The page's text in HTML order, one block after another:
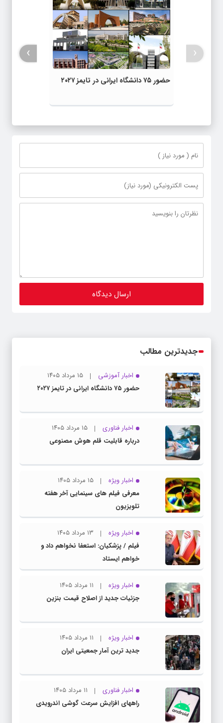
حضور ۷۵ دانشگاه ایرانی در تایمز ۲۰۲۷
‹
›
جدیدترین مطالب
اخبار آموزشی
۱۵ مرداد ۱۴۰۵
حضور ۷۵ دانشگاه ایرانی در تایمز ۲۰۲۷
اخبار فناوری
۱۵ مرداد ۱۴۰۵
درباره قابلیت قلم هوش مصنوعی
اخبار ویژه
۱۵ مرداد ۱۴۰۵
معرفی فیلم های سینمایی آخر هفته
تلویزیون
اخبار ویژه
۱۳ مرداد ۱۴۰۵
فیلم / پزشکیان: استعفا نخواهم داد و
خواهم ایستاد
اخبار ویژه
۱۱ مرداد ۱۴۰۵
جزئیات جدید از اصلاح قیمت بنزین
اخبار ویژه
۱۱ مرداد ۱۴۰۵
جدید ترین آمار جمعیتی ایران
اخبار فناوری
۱۱ مرداد ۱۴۰۵
راههای افزایش سرعت گوشی اندرویدی